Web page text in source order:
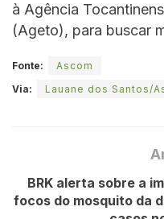
à Agência
(Ageto), para buscar
Fonte:
Ascom
Via:
Lauane dos Santos/
BRK alerta sobre a
focos do mosquito da